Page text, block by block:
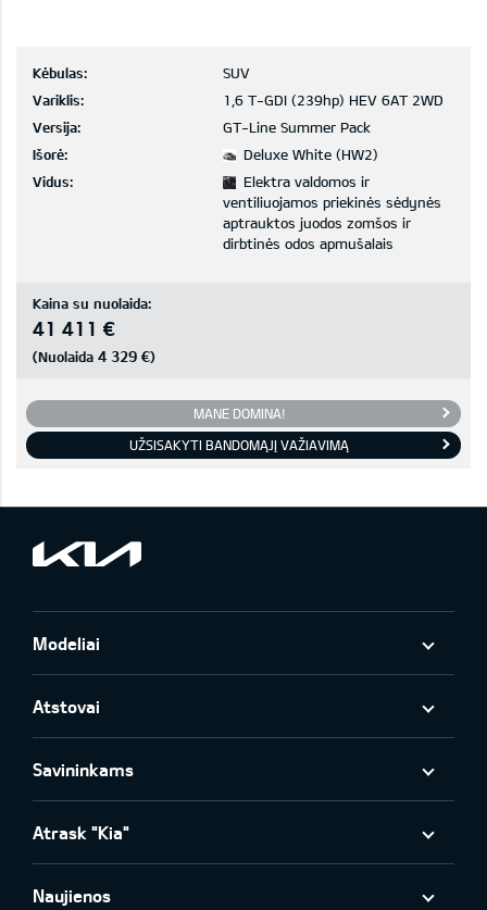
Kėbulas:
SUV
Variklis:
1,6 T-GDI (239hp) HEV 6AT 2WD
Versija:
GT-Line Summer Pack
Išorė:
Deluxe White (HW2)
Vidus:
Elektra valdomos ir
ventiliuojamos priekinės sėdynės
aptrauktos juodos zomšos ir
dirbtinės odos apmušalais
Kaina su nuolaida:
41 411 €
(Nuolaida 4 329 €)
MANE DOMINA!
UŽSISAKYTI BANDOMĄJĮ VAŽIAVIMĄ
Modeliai
Atstovai
Savininkams
Atrask "Kia"
Naujienos